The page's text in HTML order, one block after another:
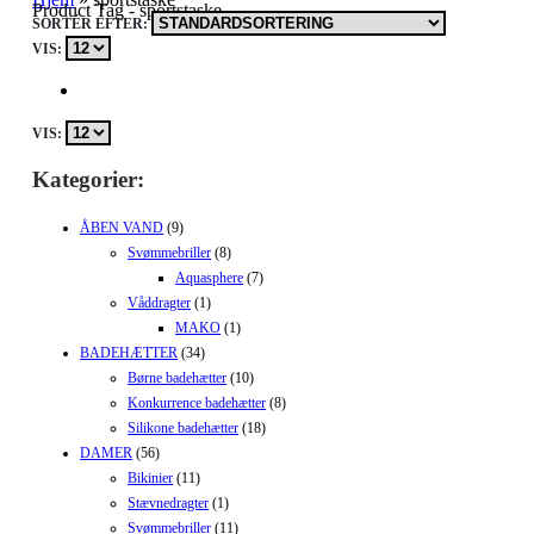
Product Tag - sportstaske
SORTÉR EFTER:
VIS:
VIS:
Kategorier:
ÅBEN VAND (9)
Svømmebriller (8)
Aquasphere (7)
Våddragter (1)
MAKO (1)
BADEHÆTTER (34)
Børne badehætter (10)
Konkurrence badehætter (8)
Silikone badehætter (18)
DAMER (56)
Bikinier (11)
Stævnedragter (1)
Svømmebriller (11)